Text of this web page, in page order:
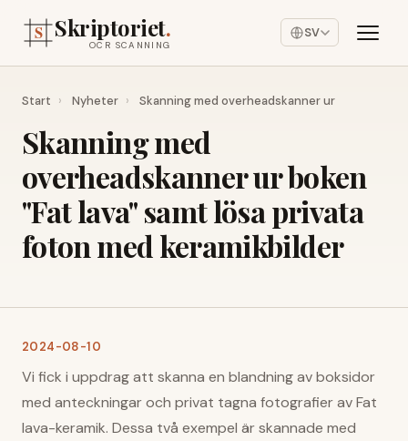
Skriptoriet.
OCR SCANNING
SV
Start › Nyheter › Skanning med overheadskanner ur
Skanning med
overheadskanner ur boken
"Fat lava" samt lösa privata
foton med keramikbilder
2024-08-10
Vi fick i uppdrag att skanna en blandning av boksidor
med anteckningar och privat tagna fotografier av Fat
lava-keramik. Dessa två exempel är skannade med